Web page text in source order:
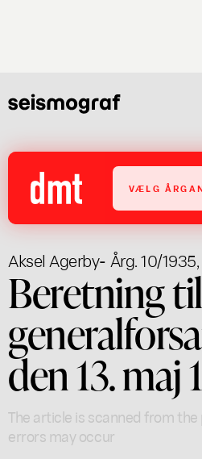
VÆLG
Aksel Agerby- Årg. 10/
Beretning til
den 13. maj
The article is scanned from
errors may occur